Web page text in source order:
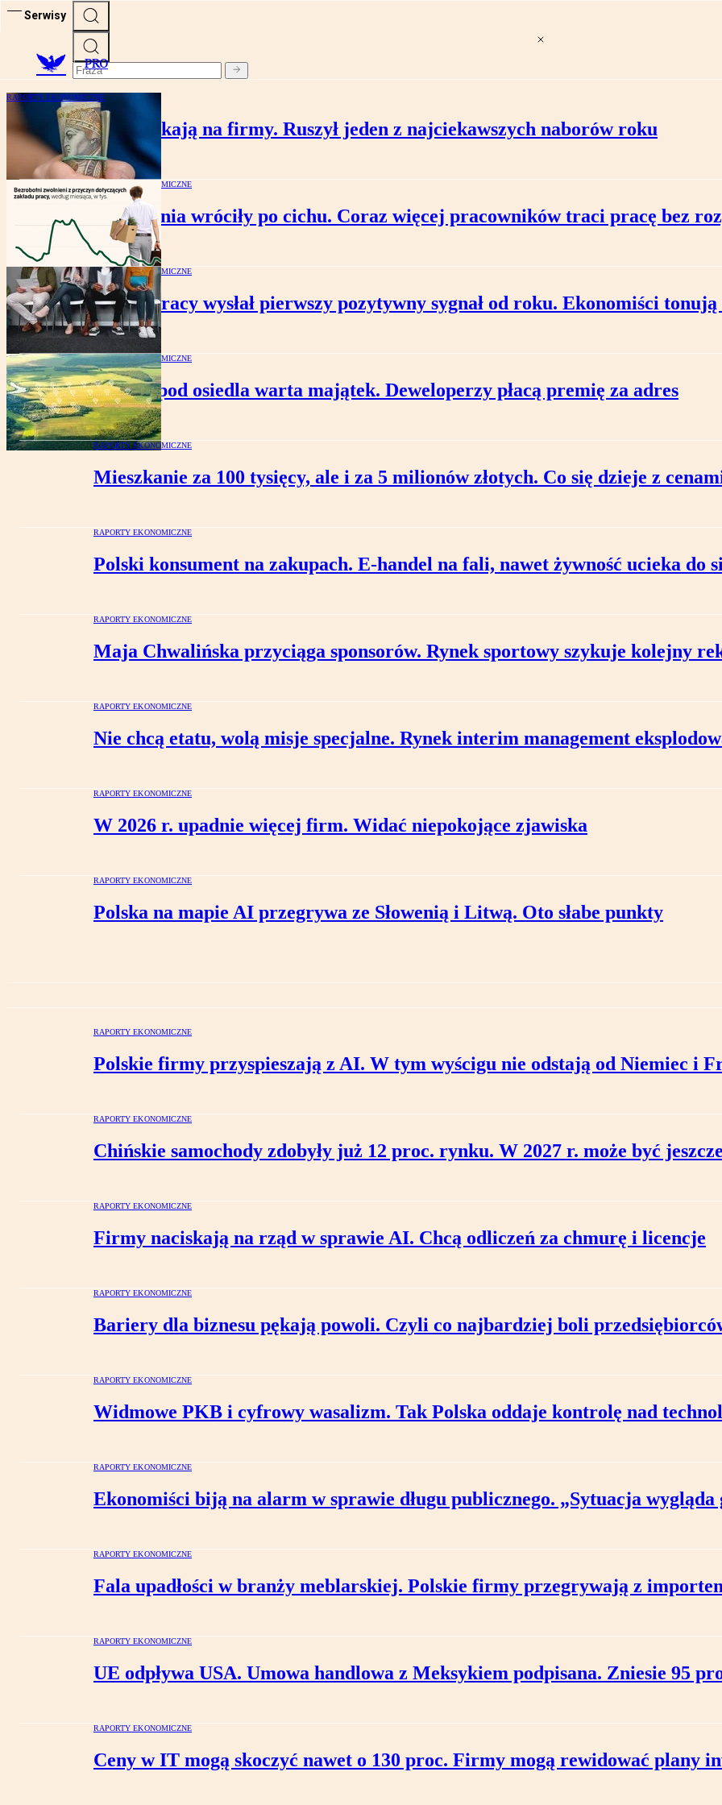
Serwisy
PRO
RAPORTY EKONOMICZNE
Setki milionów czekają na firmy. Ruszył jeden z najciekawszych naborów roku
RAPORTY EKONOMICZNE
Zwolnienia wróciły po cichu. Coraz więcej pracowników traci pracę bez
RAPORTY EKONOMICZNE
Rynek pracy wysłał pierwszy pozytywny sygnał od roku. Ekonomiści
RAPORTY EKONOMICZNE
Ziemia pod osiedla warta majątek. Deweloperzy płacą premię za adres
RAPORTY EKONOMICZNE
Mieszkanie za 100 tysięcy, ale i za 5 milionów złotych. Co się dzieje z
RAPORTY EKONOMICZNE
Polski konsument na zakupach. E-handel na fali, nawet żywność ucieka do
RAPORTY EKONOMICZNE
Maja Chwalińska przyciąga sponsorów. Rynek sportowy szykuje kolejny
RAPORTY EKONOMICZNE
Nie chcą etatu, wolą misje specjalne. Rynek interim management
RAPORTY EKONOMICZNE
W 2026 r. upadnie więcej firm. Widać niepokojące zjawiska
RAPORTY EKONOMICZNE
Polska na mapie AI przegrywa ze Słowenią i Litwą. Oto słabe punkty
RAPORTY EKONOMICZNE
Polskie firmy przyspieszają z AI. W tym wyścigu nie odstają od Niemiec i
RAPORTY EKONOMICZNE
Chińskie samochody zdobyły już 12 proc. rynku. W 2027 r. może być
RAPORTY EKONOMICZNE
Firmy naciskają na rząd w sprawie AI. Chcą odliczeń za chmurę i licencje
RAPORTY EKONOMICZNE
Bariery dla biznesu pękają powoli. Czyli co najbardziej boli
RAPORTY EKONOMICZNE
Widmowe PKB i cyfrowy wasalizm. Tak Polska oddaje kontrolę nad
RAPORTY EKONOMICZNE
Ekonomiści biją na alarm w sprawie długu publicznego. „Sytuacja wygląda
RAPORTY EKONOMICZNE
Fala upadłości w branży meblarskiej. Polskie firmy przegrywają z
RAPORTY EKONOMICZNE
UE odpływa USA. Umowa handlowa z Meksykiem podpisana. Zniesie 95
RAPORTY EKONOMICZNE
Ceny w IT mogą skoczyć nawet o 130 proc. Firmy mogą rewidować plany